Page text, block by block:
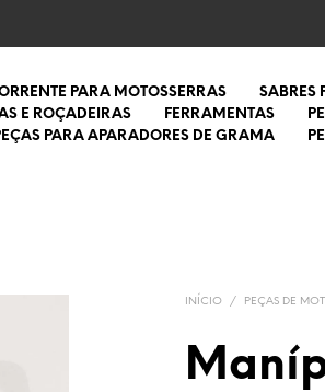
PARA MOTOSSERRAS
SABRES
E ROÇADEIRAS FERRAMENTAS
PARA APARADORES DE GRAMA
INÍCIO / PEÇAS DE